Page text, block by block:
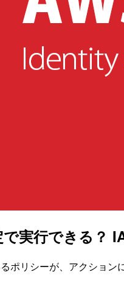
実行できる？
ポリシーが、アクショ